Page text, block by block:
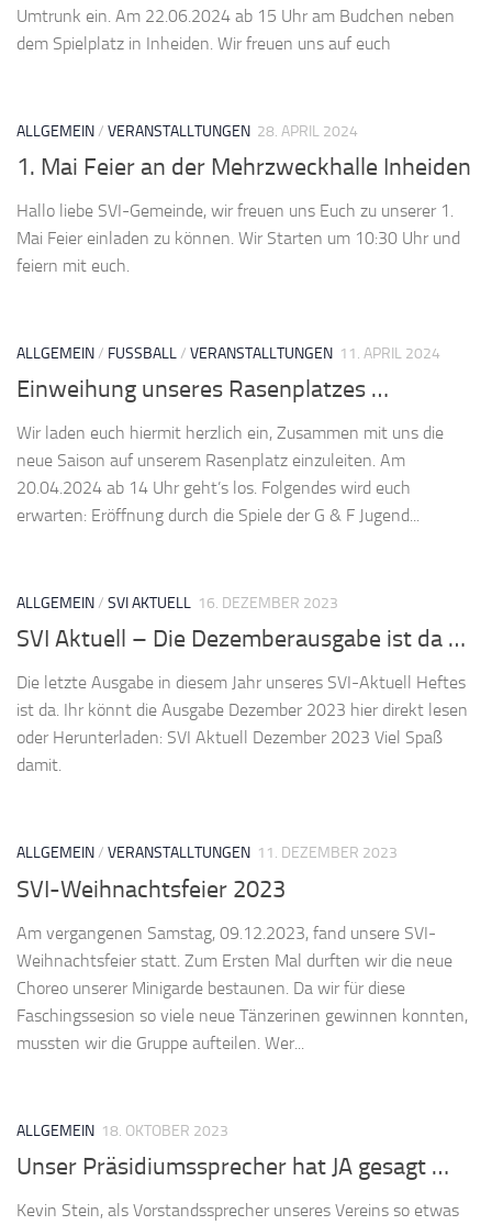
Umtrunk ein. Am 22.06.2024 ab 15 Uhr am Budchen neben
dem Spielplatz in Inheiden. Wir freuen uns auf euch
ALLGEMEIN/ VERANSTALLTUNGEN 28. APRIL 2024
1. Mai Feier an der Mehrzweckhalle Inheiden
Hallo liebe SVI-Gemeinde, wir freuen uns Euch zu unserer 1.
Mai Feier einladen zu können. Wir Starten um 10:30 Uhr und
feiern mit euch.
ALLGEMEIN/ FUSSBALL / VERANSTALLTUNGEN 11. APRIL 2024
Einweihung unseres Rasenplatzes …
Wir laden euch hiermit herzlich ein, Zusammen mit uns die
neue Saison auf unserem Rasenplatz einzuleiten. Am
20.04.2024 ab 14 Uhr geht’s los. Folgendes wird euch
erwarten: Eröffnung durch die Spiele der G & F Jugend...
ALLGEMEIN/ SVI AKTUELL 16. DEZEMBER 2023
SVI Aktuell – Die Dezemberausgabe ist da …
Die letzte Ausgabe in diesem Jahr unseres SVI-Aktuell Heftes
ist da. Ihr könnt die Ausgabe Dezember 2023 hier direkt lesen
oder Herunterladen: SVI Aktuell Dezember 2023 Viel Spaß
damit.
ALLGEMEIN/ VERANSTALLTUNGEN 11. DEZEMBER 2023
SVI-Weihnachtsfeier 2023
Am vergangenen Samstag, 09.12.2023, fand unsere SVI-
Weihnachtsfeier statt. Zum Ersten Mal durften wir die neue
Choreo unserer Minigarde bestaunen. Da wir für diese
Faschingssesion so viele neue Tänzerinen gewinnen konnten,
mussten wir die Gruppe aufteilen. Wer...
ALLGEMEIN 18. OKTOBER 2023
Unser Präsidiumssprecher hat JA gesagt …
Kevin Stein, als Vorstandssprecher unseres Vereins so etwas